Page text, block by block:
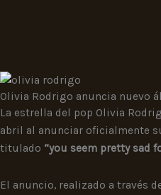
Olivia Rodrigo anuncia nuevo
La estrella del pop Olivia
abril al anunciar oficialmente
titulado “you seem pretty sad
El anuncio, realizado a través